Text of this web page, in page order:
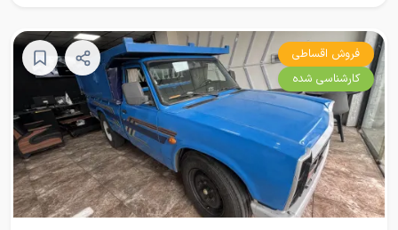
فروش اقساطی
کارشناسی شده